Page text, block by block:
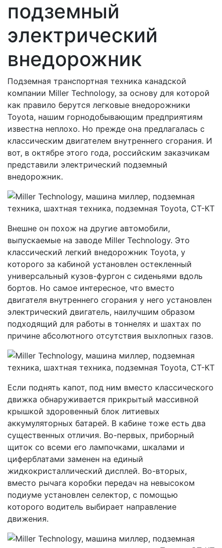
подземный
электрический
внедорожник
Подземная транспортная техника канадской
компании Miller Technology, за основу для которой
как правило берутся легковые внедорожники
Toyota, нашим горнодобывающим предприятиям
известна неплохо. Но прежде она предлагалась с
классическим двигателем внутреннего сгорания. И
вот, в октябре этого года, российским заказчикам
представили электрический подземный
внедорожник.
Внешне он похож на другие автомобили,
выпускаемые на заводе Miller Technology. Это
классический легкий внедорожник Toyota, у
которого за кабиной установлен остекленный
универсальный кузов-фургон с сиденьями вдоль
бортов. Но самое интересное, что вместо
двигателя внутреннего сгорания у него установлен
электрический двигатель, наилучшим образом
подходящий для работы в тоннелях и шахтах по
причине абсолютного отсутствия выхлопных газов.
Если поднять капот, под ним вместо классического
движка обнаруживается прикрытый массивной
крышкой здоровенный блок литиевых
аккумуляторных батарей. В кабине тоже есть два
существенных отличия. Во-первых, приборный
щиток со всеми его лампочками, шкалами и
циферблатами заменен на единый
жидкокристаллический дисплей. Во-вторых,
вместо рычага коробки передач на невысоком
подиуме установлен селектор, с помощью
которого водитель выбирает направление
движения.